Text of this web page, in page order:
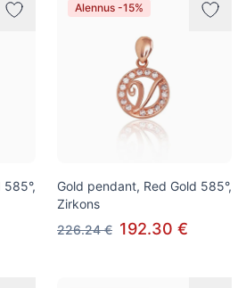
Alennus -15%
Gold pendant, Red Gold 585°,
Zirkons
226.24 € 192.30 €